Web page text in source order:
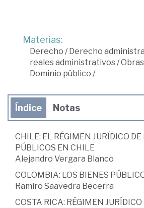
Materias:
Derecho / Derecho
reales administrativos/
Dominio público /
Índice Notas
CHILE: EL RÉGIMEN JURÍDICO DE
PÚBLICOS EN CHILE
Alejandro Vergara Blanco
COLOMBIA: LOS BIENES
Ramiro Saavedra Becerra
COSTA RICA: RÉGIMEN